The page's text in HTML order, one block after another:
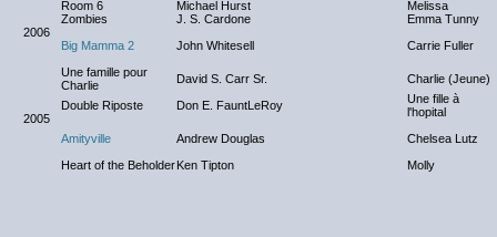
2006
Room 6 Michael Hurst
Melissa
Zombies
J. S. Cardone
Emma Tunny
Big Mamma 2
John Whitesell Carrie Fuller
2005
Une famille pour
Charlie
David S. Carr Sr.
Charlie (Jeune)
Double Riposte
Don E. FauntLeRoy
Une fille à
l'hopital
Amityville
Andrew Douglas
Chelsea Lutz
Heart of the BeholderKen Tipton Molly